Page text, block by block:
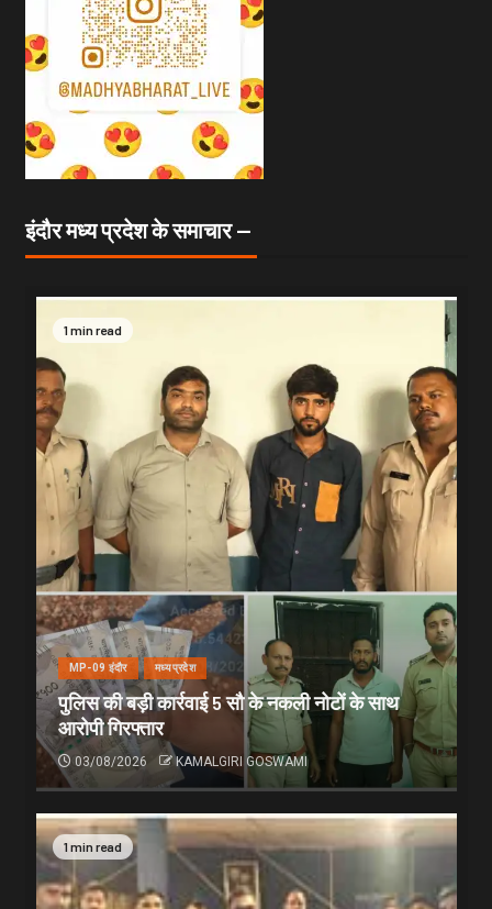
इंदौर मध्य प्रदेश के समाचार —
1 min read
MP-09 इंदौर मध्यप्रदेश
पुलिस की बड़ी कार्रवाई 5 सौ के नकली नोटों के साथ
आरोपी गिरफ्तार
03/08/2026 KAMALGIRI GOSWAMI
1 min read